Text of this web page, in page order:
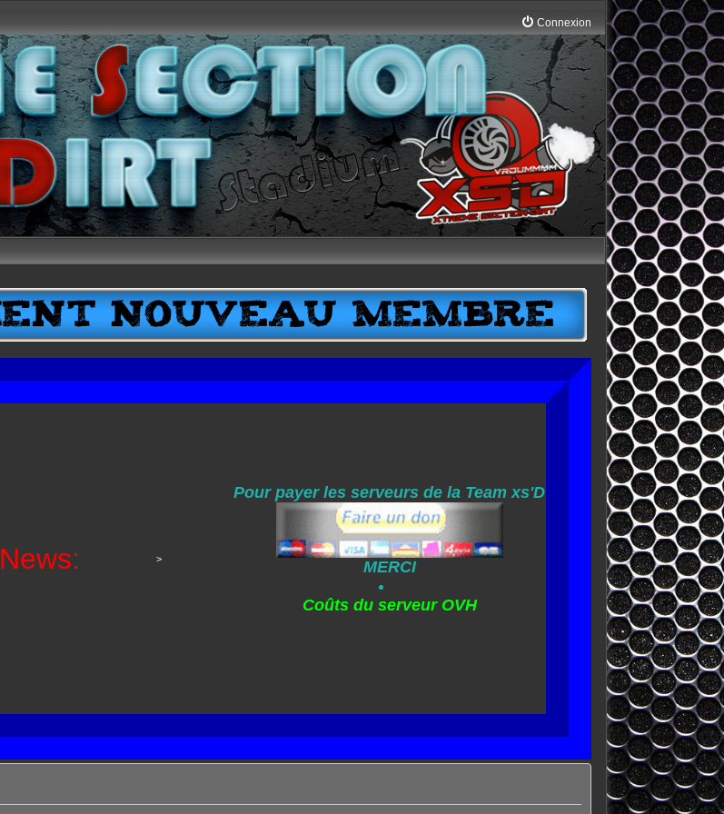
Connexion
News: >
Pour payer les serveurs de la Team xs'D
MERCI
Coûts du serveur OVH